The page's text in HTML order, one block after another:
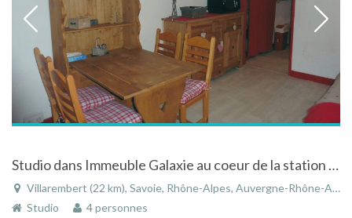
Studio dans Immeuble Galaxie au coeur de la station départ/arrivée ski aux pieds
Villarembert (22 km), Savoie, Rhône-Alpes, Auvergne-Rhône-Alpes, France
Studio
4 personnes